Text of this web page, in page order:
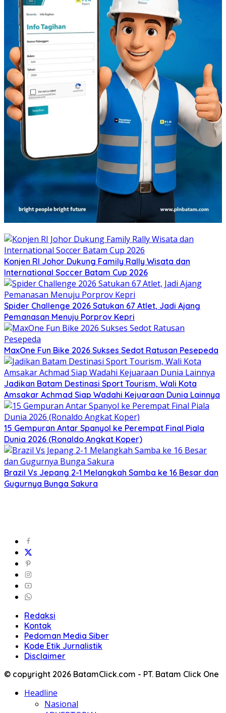
Konjen RI Johor Dukung Family Rally Wisata dan
International Soccer Batam Cup 2026
Spider Challenge 2026 Satukan 67 Atlet, Jadi Ajang
Pemanasan Menuju Porprov Kepri
MaxOne Fun Bike 2026 Sukses Sedot Ratusan Pesepeda
Jadikan Batam Destinasi Sport Tourism, Wali Kota
Amsakar Achmad Siap Wadahi Kejuaraan Dunia Lainnya
15 Gempuran Antar Spanyol ke Perempat Final Piala
Dunia 2026 (Ronaldo Angkat Koper)
Brazil Vs Jepang 2-1 Melangkah Samba ke 16 Besar dan
Gugurnya Bunga Sakura
Redaksi
Kontak
Pedoman Media Siber
Kode Etik Jurnalistik
Disclaimer
© copyright 2026 BatamClick.com - PT. Batam Click One
Headline
Nasional